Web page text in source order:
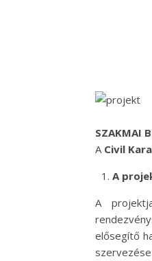
SZAKMAI
A Civil
A
A
elősegítő